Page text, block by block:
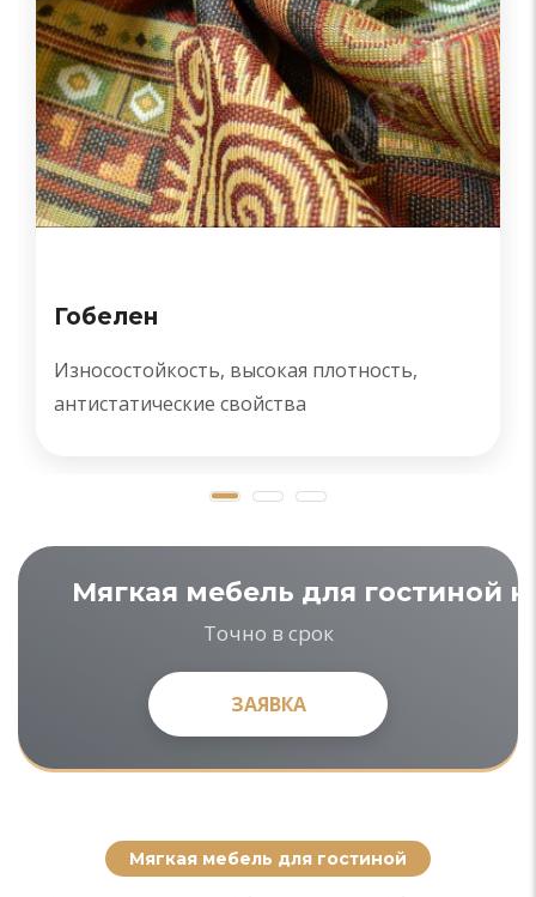
Гобелен
Износостойкость, высокая плотность,
антистатические свойства
Мягкая мебель для гостиной
Точно в срок
ЗАЯВКА
ЗАЯВКА
Мягкая мебель для гостиной